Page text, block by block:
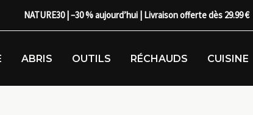
NATURE30 | –30 % aujourd’hui | Livraison offerte dès 29.99 €
ABRIS OUTILS RÉCHAUDS CUISINE